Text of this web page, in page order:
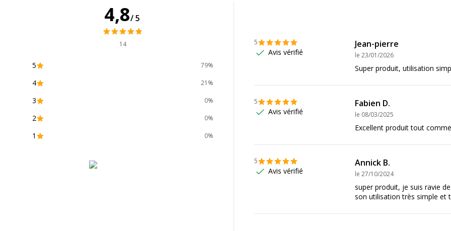
Formats reconnus
Impressions répétitives
caractères d'affichage
4,8/5
14
5 79%
4 21%
3 0%
2 0%
1 0%
5
Avis vérifié
Jean-pierre
le 23/01/2026
Super produit, utilisation
5
Avis vérifié
Fabien D.
le 08/03/2025
Excellent produit tout
5
Avis vérifié
Annick B.
le 27/10/2024
super produit, je suis ravie
son utilisation très simple et